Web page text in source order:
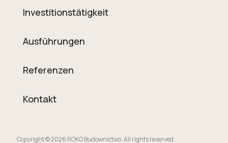
Investitionstätigkeit
Ausführungen
Referenzen
Kontakt
Copyright © 2026 ROKO Budownictwo. All rights reserved.